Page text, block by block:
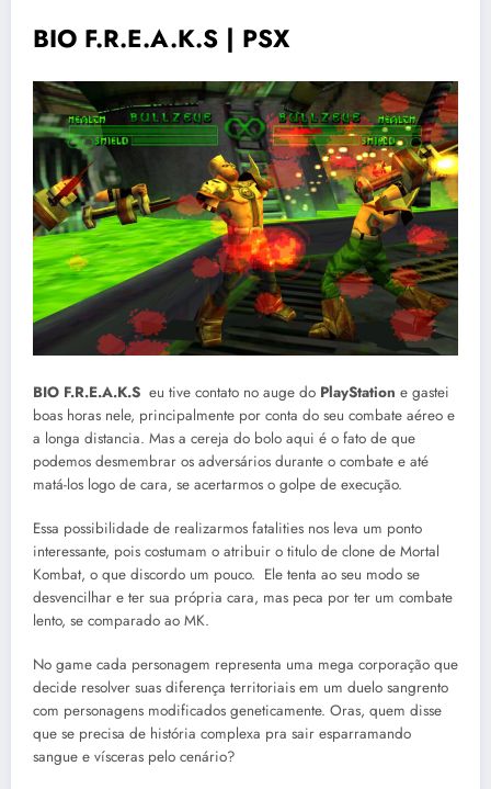
BIO F.R.E.A.K.S | PSX
BIO F.R.E.A.K.S eu tive contato no auge do PlayStation e gastei
boas horas nele, principalmente por conta do seu combate aéreo e
a longa distancia. Mas a cereja do bolo aqui é o fato de que
podemos desmembrar os adversários durante o combate e até
matá-los logo de cara, se acertarmos o golpe de execução.
Essa possibilidade de realizarmos fatalities nos leva um ponto
interessante, pois costumam o atribuir o titulo de clone de Mortal
Kombat, o que discordo um pouco. Ele tenta ao seu modo se
desvencilhar e ter sua própria cara, mas peca por ter um combate
lento, se comparado ao MK.
No game cada personagem representa uma mega corporação que
decide resolver suas diferença territoriais em um duelo sangrento
com personagens modificados geneticamente. Oras, quem disse
que se precisa de história complexa pra sair esparramando
sangue e vísceras pelo cenário?